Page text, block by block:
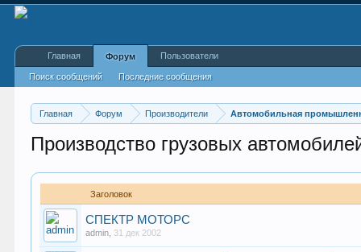
Главная Форум Производители Автомобильная
Производство грузовых
Заголовок
СПЕКТР МОТОРС
admin 31 дек 2002
Главная Форум
Поиск сообщений Последние сообщения
Пользователи